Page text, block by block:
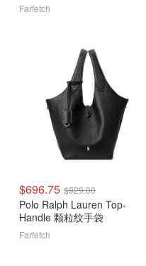
Farfetch
$696.75 $929.00
Polo Ralph Lauren Top-
Handle 颗粒纹手袋
Farfetch